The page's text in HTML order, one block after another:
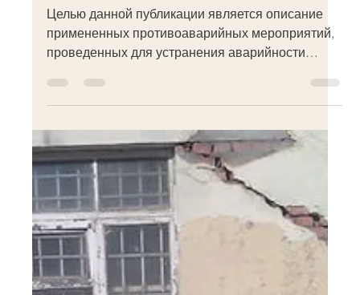
спорта "Арктика". 2007 г.
Целью данной публикации является описание
примененных противоаварийных мероприятий,
центрального...